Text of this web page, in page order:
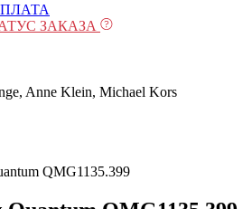
ЗАКАЗА
Anne Klein, Michael Kors
QMG1135.399